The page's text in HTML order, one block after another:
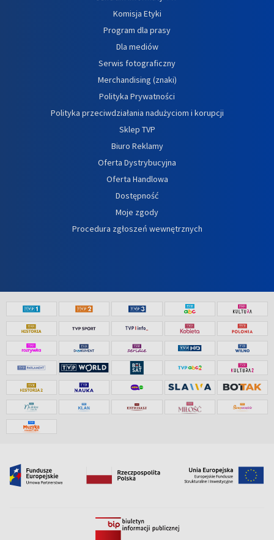
Komisja Etyki
Program dla prasy
Dla mediów
Serwis fotograficzny
Merchandising (znaki)
Polityka Prywatności
Polityka przeciwdziałania nadużyciom i korupcji
Sklep TVP
Biuro Reklamy
Oferta Dystrybucyjna
Oferta Handlowa
Dostępność
Moje zgody
Procedura zgłoszeń wewnętrznych